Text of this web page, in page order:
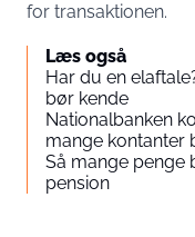
for transaktionen.
Læs også
Har du en
bør kende
Nationalbanken
mange kontanter
Så mange penge
pension